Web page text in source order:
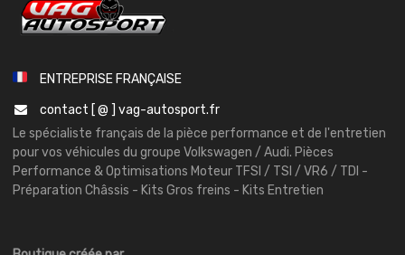
ENTREPRISE FRANÇAISE
contact [ @ ] vag-autosport.fr
Le spécialiste français de la pièce performance et de l'entretien
pour vos véhicules du groupe Volkswagen / Audi. Pièces
Performance & Optimisations Moteur TFSI / TSI / VR6 / TDI -
Préparation Châssis - Kits Gros freins - Kits Entretien